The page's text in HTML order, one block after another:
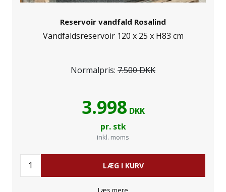
Reservoir vandfald Rosalind
Vandfaldsreservoir 120 x 25 x H83 cm
Normalpris: 7.500 DKK
3.998 DKK
pr. stk
inkl. moms
Læs mere
LÆG I KURV